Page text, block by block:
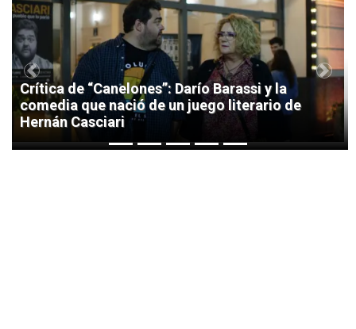
1
Crítica de “Canelones”: Darío Barassi y la
comedia que nació de un juego literario de
Hernán Casciari
Previous Next